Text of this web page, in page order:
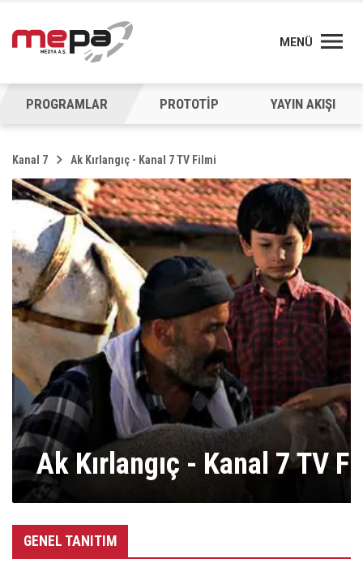
MENÜ
PROGRAMLAR PROTOTİP YAYIN AKIŞI
Kanal 7 Ak Kırlangıç - Kanal 7 TV Filmi
Ak Kırlangıç - Kanal 7 TV
GENEL TANITIM